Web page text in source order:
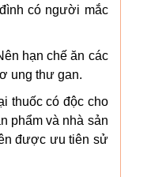
có người mắc
hạn chế ăn các
ung thư gan.
thuốc có độc cho
phẩm và nhà sản
được ưu tiên sử